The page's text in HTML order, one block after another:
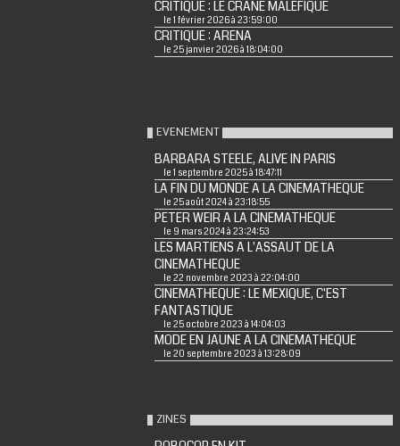
CRITIQUE : LE CRÂNE MALÉFIQUE
le 1 février 2026 à 23:59:00
CRITIQUE : ARENA
le 25 janvier 2026 à 18:04:00
EVENEMENT
BARBARA STEELE, ALIVE IN PARIS
le 1 septembre 2025 à 18:47:11
LA FIN DU MONDE A LA CINEMATHEQUE
le 25 août 2024 à 23:18:55
PETER WEIR A LA CINEMATHEQUE
le 9 mars 2024 à 23:24:53
LES MARTIENS A L'ASSAUT DE LA
CINEMATHEQUE
le 22 novembre 2023 à 22:04:00
CINEMATHEQUE : LE MEXIQUE, C'EST
FANTASTIQUE
le 25 octobre 2023 à 14:04:03
MODE EN JAUNE A LA CINEMATHEQUE
le 20 septembre 2023 à 13:28:09
ZINES